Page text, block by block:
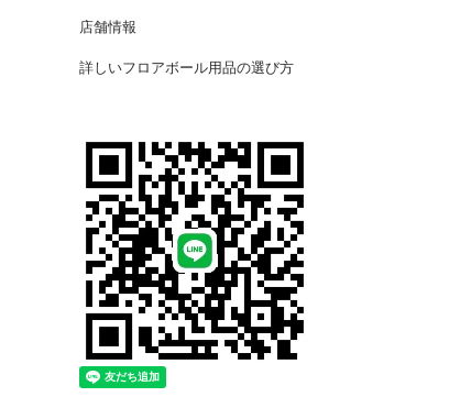
店舗情報
詳しいフロアボール用品の選び方